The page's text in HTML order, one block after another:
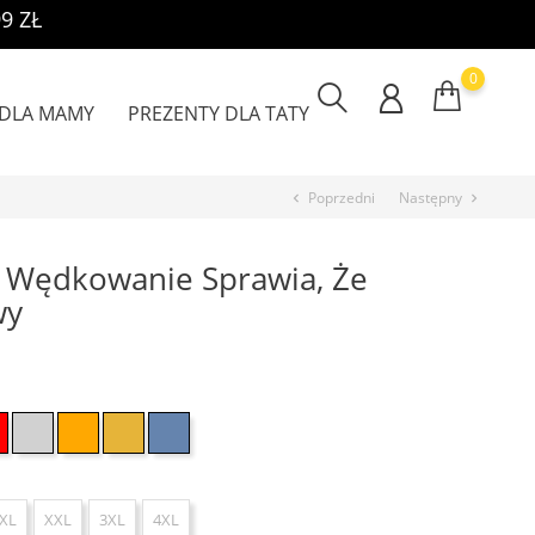
ZŁ
MAMY PREZENTY DLA TATY
0
chevron_left Poprzedni Następny chevron_right
Sprawia, Że
XL XXL 3XL 4XL